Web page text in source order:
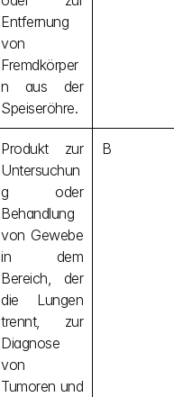
Entfernung
von
Fremdkörper
n aus der
Speiseröhre.
Produkt zur
Untersuchun
g oder
Behandlung
von Gewebe
in dem
Bereich, der
die Lungen
trennt, zur
Diagnose
von
Tumoren und
B